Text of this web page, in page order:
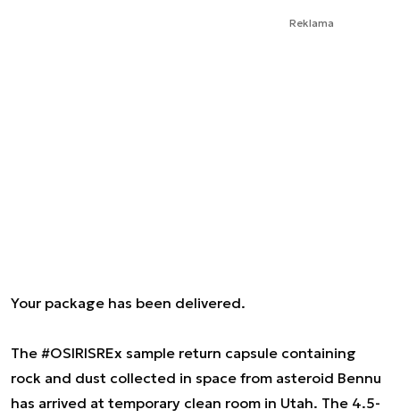
Reklama
Your package has been delivered.
The #OSIRISREx sample return capsule containing
rock and dust collected in space from asteroid Bennu
has arrived at temporary clean room in Utah. The 4.5-